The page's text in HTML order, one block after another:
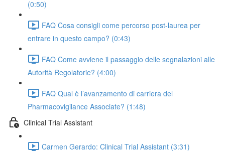
(0:50)
FAQ Cosa consigli come percorso post-laurea per
entrare in questo campo? (0:43)
FAQ Come avviene il passaggio delle segnalazioni alle
Autorità Regolatorie? (4:00)
FAQ Qual è l’avanzamento di carriera del
Pharmacovigilance Associate? (1:48)
Clinical Trial Assistant
Carmen Gerardo: Clinical Trial Assistant (3:31)